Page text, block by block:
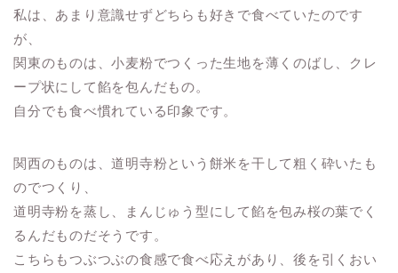
私は、あまり意識せずどちらも好きで食べていたのです
が、
関東のものは、小麦粉でつくった生地を薄くのばし、クレ
ープ状にして餡を包んだもの。
自分でも食べ慣れている印象です。
関西のものは、道明寺粉という餅米を干して粗く砕いたも
のでつくり、
道明寺粉を蒸し、まんじゅう型にして餡を包み桜の葉でく
るんだものだそうです。
こちらもつぶつぶの食感で食べ応えがあり、後を引くおい